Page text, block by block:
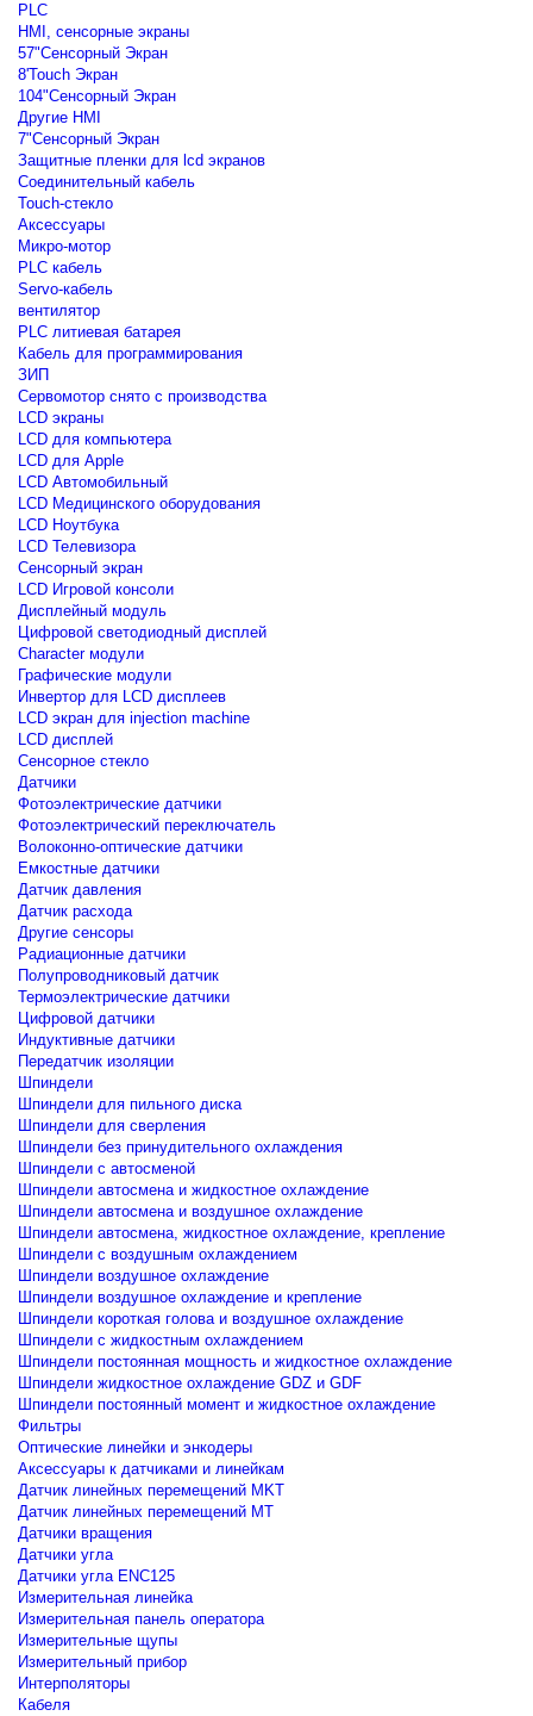
PLC
HMI, сенсорные экраны
57"Сенсорный Экран
8'Touch Экран
104"Сенсорный Экран
Другие HMI
7"Сенсорный Экран
Защитные пленки для lcd экранов
Соединительный кабель
Touch-стекло
Аксессуары
Микро-мотор
PLC кабель
Servo-кабель
вентилятор
PLC литиевая батарея
Кабель для программирования
ЗИП
Сервомотор снято с производства
LCD экраны
LCD для компьютера
LCD для Apple
LCD Автомобильный
LCD Медицинского оборудования
LCD Ноутбука
LCD Телевизора
Сенсорный экран
LCD Игровой консоли
Дисплейный модуль
Цифровой светодиодный дисплей
Сharacter модули
Графические модули
Инвертор для LCD дисплеев
LCD экран для injection machine
LCD дисплей
Сенсорное стекло
Датчики
Фотоэлектрические датчики
Фотоэлектрический переключатель
Волоконно-оптические датчики
Емкостные датчики
Датчик давления
Датчик расхода
Другие сенсоры
Радиационные датчики
Полупроводниковый датчик
Термоэлектрические датчики
Цифровой датчики
Индуктивные датчики
Передатчик изоляции
Шпиндели
Шпиндели для пильного диска
Шпиндели для сверления
Шпиндели без принудительного охлаждения
Шпиндели с автосменой
Шпиндели автосмена и жидкостное охлаждение
Шпиндели автосмена и воздушное охлаждение
Шпиндели автосмена, жидкостное охлаждение, крепление
Шпиндели с воздушным охлаждением
Шпиндели воздушное охлаждение
Шпиндели воздушное охлаждение и крепление
Шпиндели короткая голова и воздушное охлаждение
Шпиндели с жидкостным охлаждением
Шпиндели постоянная мощность и жидкостное охлаждение
Шпиндели жидкостное охлаждение GDZ и GDF
Шпиндели постоянный момент и жидкостное охлаждение
Фильтры
Оптические линейки и энкодеры
Аксессуары к датчиками и линейкам
Датчик линейных перемещений MKT
Датчик линейных перемещений MT
Датчики вращения
Датчики угла
Датчики угла ENC125
Измерительная линейка
Измерительная панель оператора
Измерительные щупы
Измерительный прибор
Интерполяторы
Кабеля